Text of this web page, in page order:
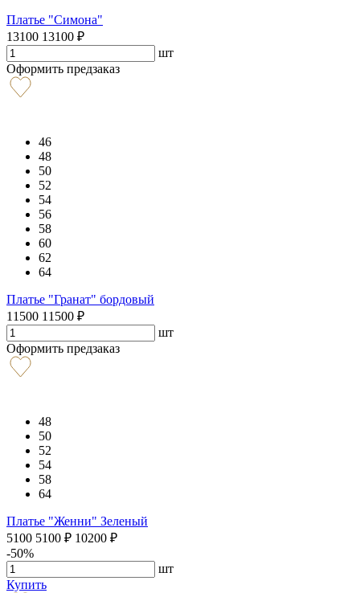
Платье "Симона"
13100 13100 ₽
шт
Оформить предзаказ
46
48
50
52
54
56
58
60
62
64
Платье "Гранат" бордовый
11500 11500 ₽
шт
Оформить предзаказ
48
50
52
54
58
64
Платье "Женни" Зеленый
5100 5100 ₽ 10200 ₽
-50%
шт
Купить